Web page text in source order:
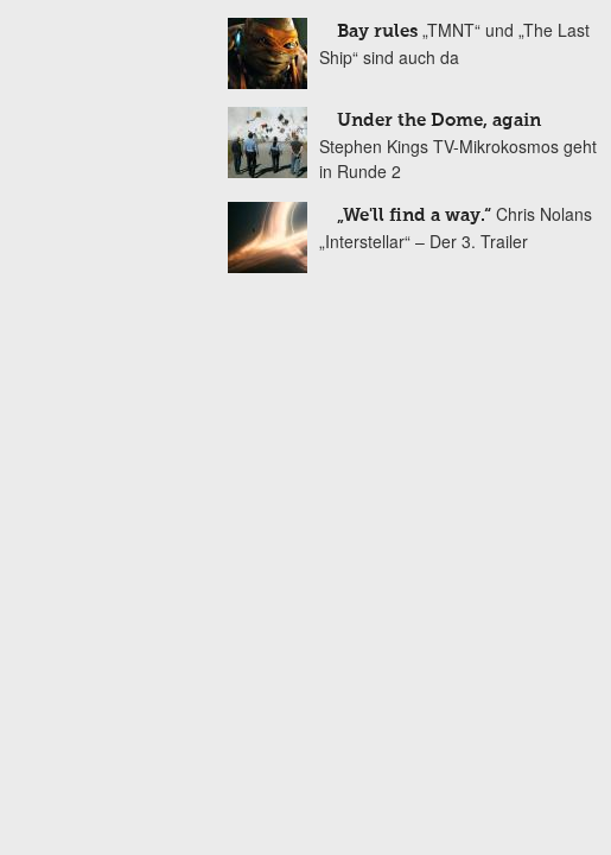
Bay rules „TMNT“ und „The Last
Ship“ sind auch da
Under the Dome, again
Stephen Kings TV-Mikrokosmos geht
in Runde 2
„We'll find a way.“ Chris Nolans
„Interstellar“ – Der 3. Trailer